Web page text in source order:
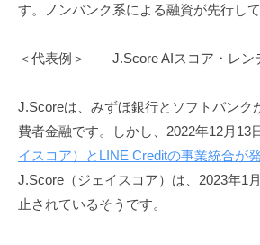
す。ノンバンク系による融資が先行して
＜代表例＞ J.Score AIスコア・レン
J.Scoreは、みずほ銀行とソフトバンク
費者金融です。しかし、2022年12月13
イスコア）とLINE Creditの事業統合が
J.Score（ジェイスコア）は、2023年1
止されているそうです。